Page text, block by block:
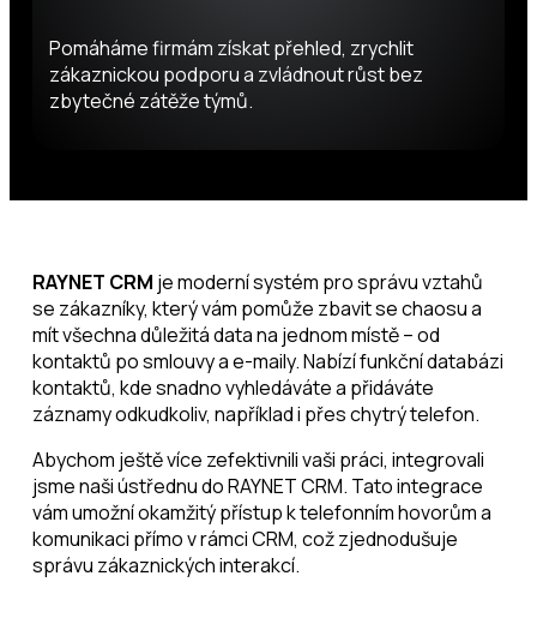
Pomáháme firmám získat přehled, zrychlit
zákaznickou podporu a zvládnout růst bez
zbytečné zátěže týmů.
RAYNET CRM je moderní systém pro správu vztahů
se zákazníky, který vám pomůže zbavit se chaosu a
mít všechna důležitá data na jednom místě – od
kontaktů po smlouvy a e-maily. Nabízí funkční databázi
kontaktů, kde snadno vyhledáváte a přidáváte
záznamy odkudkoliv, například i přes chytrý telefon.
Abychom ještě více zefektivnili vaši práci, integrovali
jsme naši ústřednu do RAYNET CRM. Tato integrace
vám umožní okamžitý přístup k telefonním hovorům a
komunikaci přímo v rámci CRM, což zjednodušuje
správu zákaznických interakcí.